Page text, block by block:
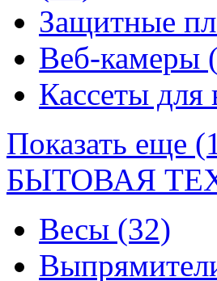
Защитные
Веб-камеры
Кассеты
Показать еще
БЫТОВАЯ
Весы (32)